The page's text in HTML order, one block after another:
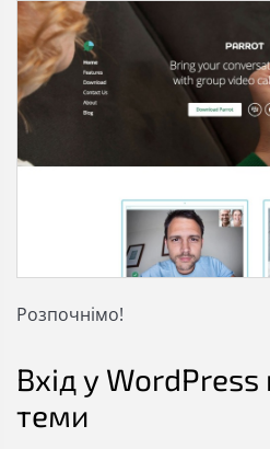
Розпочнімо!
Вхід у WordPress
теми